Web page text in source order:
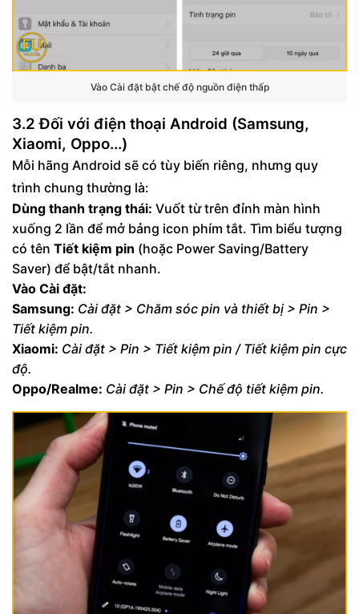
Vào Cài đặt bật chế độ nguồn điện thấp
3.2 Đối với điện thoại Android (Samsung,
Xiaomi, Oppo...)
Mỗi hãng Android sẽ có tùy biến riêng, nhưng quy
trình chung thường là:
Dùng thanh trạng thái: Vuốt từ trên đỉnh màn hình
xuống 2 lần để mở bảng icon phím tắt. Tìm biểu tượng
có tên Tiết kiệm pin (hoặc Power Saving/Battery
Saver) để bật/tắt nhanh.
Vào Cài đặt:
Samsung: Cài đặt > Chăm sóc pin và thiết bị > Pin >
Tiết kiệm pin.
Xiaomi: Cài đặt > Pin > Tiết kiệm pin / Tiết kiệm pin cực
độ.
Oppo/Realme: Cài đặt > Pin > Chế độ tiết kiệm pin.